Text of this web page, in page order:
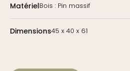
MatérielBois : Pin massif
Dimensions45 x 40 x 61